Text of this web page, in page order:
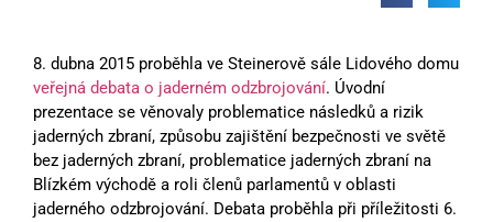
8. dubna 2015 proběhla ve Steinerově sále Lidového domu
veřejná debata o jaderném odzbrojování. Úvodní
prezentace se věnovaly problematice následků a rizik
jaderných zbraní, způsobu zajištění bezpečnosti ve světě
bez jaderných zbraní, problematice jaderných zbraní na
Blízkém východě a roli členů parlamentů v oblasti
jaderného odzbrojování. Debata proběhla při příležitosti 6.